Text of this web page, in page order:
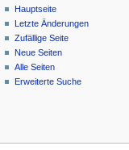
Hauptseite
Letzte Änderungen
Zufällige Seite
Neue Seiten
Alle Seiten
Erweiterte Suche